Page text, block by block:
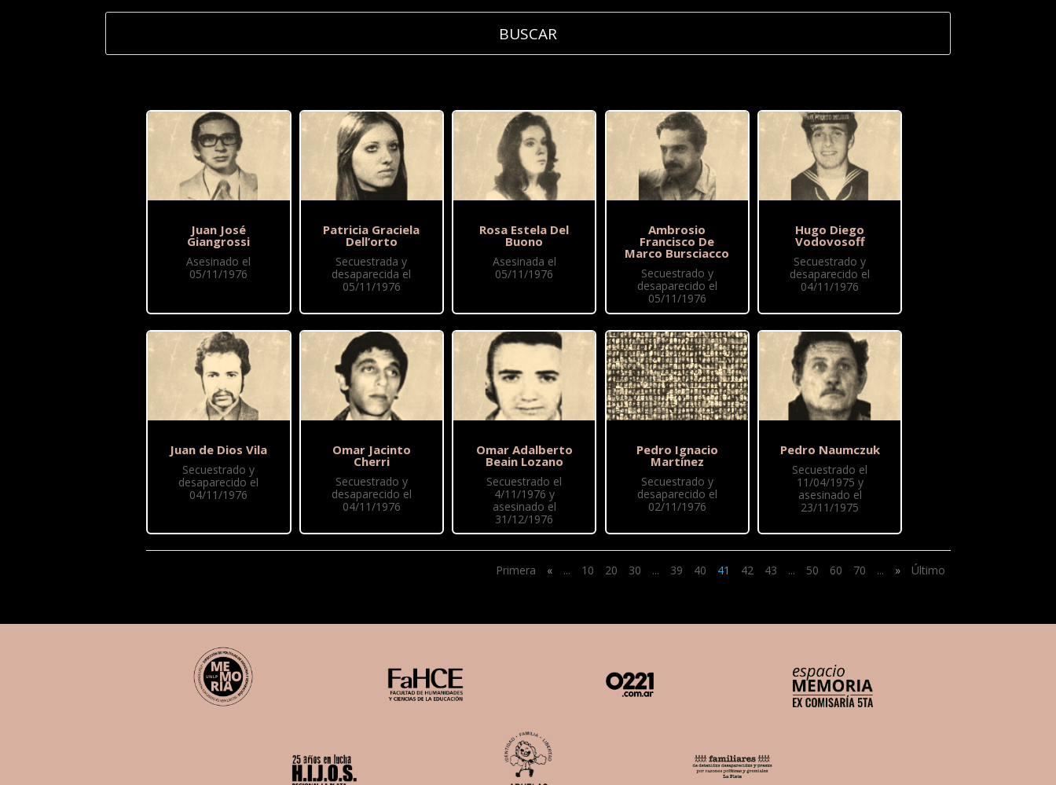
Juan José
Giangrossi
Asesinado el
05/11/1976
Juan de Dios Vila
Secuestrado y
desaparecido el
04/11/1976
Patricia Graciela
Dell’orto
Secuestrada y
desaparecida el
05/11/1976
Omar Jacinto
Cherri
Secuestrado y
desaparecido el
04/11/1976
Rosa Estela Del
Buono
Asesinada el
05/11/1976
Omar Adalberto
Beain Lozano
Secuestrado el
4/11/1976 y
asesinado el
31/12/1976
Ambrosio
Francisco De
Marco Bursciacco
Secuestrado y
desaparecido el
05/11/1976
Pedro Ignacio
Martínez
Secuestrado y
desaparecido el
02/11/1976
Hugo Diego
Vodovosoff
Secuestrado y
desaparecido el
04/11/1976
Pedro Naumczuk
Secuestrado el
11/04/1975 y
asesinado el
23/11/1975
Primera « ... 10 20 30 ... 39 40 41 42 43 ... 50 60 70 ... » Último